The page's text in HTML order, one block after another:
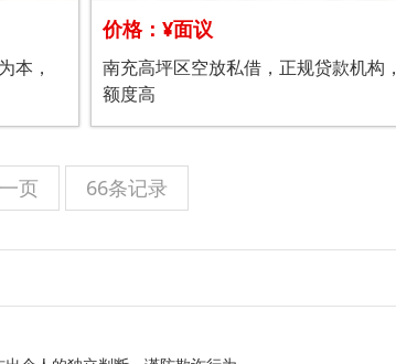
本，
价格：¥面议
南充高坪区空放私借，正规贷款机构，
额度高
页 66条记录